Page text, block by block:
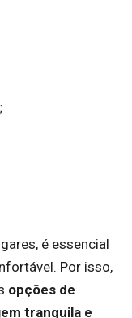
é essencial
Por isso,
opções de
tranquila e